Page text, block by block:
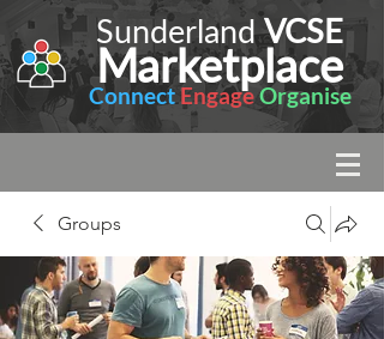
Marketplace
SunderlandVCSE
ConnectEngageOrganise
Groups